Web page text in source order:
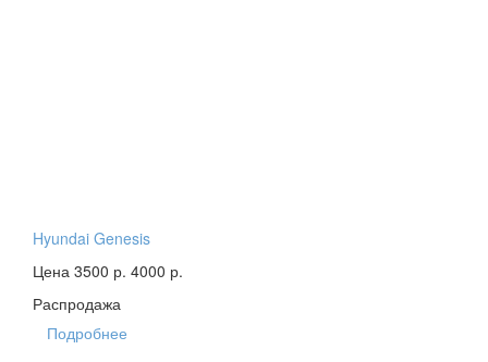
Hyundai Genesis
Цена 3500 р. 4000 р.
Распродажа
Подробнее